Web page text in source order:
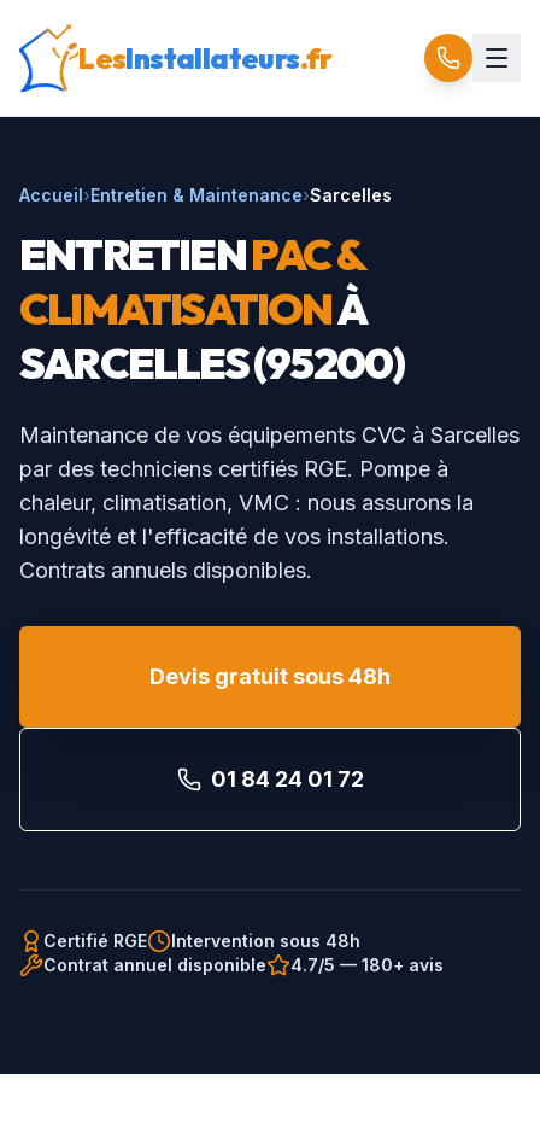
LesInstallateurs.fr
Accueil›Entretien & Maintenance›Sarcelles
ENTRETIENPAC &
CLIMATISATIONÀ
SARCELLES(95200)
Maintenance de vos équipements CVC à Sarcelles
par des techniciens certifiés RGE. Pompe à
chaleur, climatisation, VMC : nous assurons la
longévité et l'efficacité de vos installations.
Contrats annuels disponibles.
Devis gratuit sous 48h
01 84 24 01 72
Certifié RGE
Intervention sous 48h
Contrat annuel disponible
4.7/5 — 180+ avis